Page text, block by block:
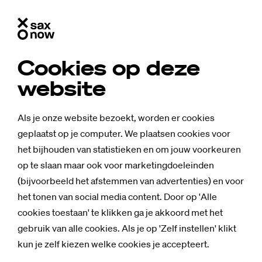
Cookies op deze
website
Als je onze website bezoekt, worden er cookies
geplaatst op je computer. We plaatsen cookies voor
het bijhouden van statistieken en om jouw voorkeuren
op te slaan maar ook voor marketingdoeleinden
(bijvoorbeeld het afstemmen van advertenties) en voor
het tonen van social media content. Door op 'Alle
cookies toestaan' te klikken ga je akkoord met het
gebruik van alle cookies. Als je op 'Zelf instellen' klikt
kun je zelf kiezen welke cookies je accepteert.
Nieuws